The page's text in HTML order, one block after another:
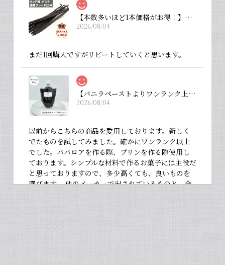
【本数多いほど1本価格がお得！】【タヒチ種・通常グレード 13cm・バニラビーンズ・20本】
2026/08/04
まだ1回購入ですがリピートしていくと思います。
【バニラペーストよりワンランク上の天然の香り】【揮発成分が無いため加熱しても香りが揮発しない優れもの！】完全無添加・バニラピューレ（内容量：中サイズ 200 g）
2026/08/04
以前からこちらの商品を愛用しております。新しく
でたものを試してみました。確かにワンランク以上
でした。ババロアを作る際、プリンを作る際使用し
ております。シンプルな材料で作るお菓子には主役だ
と思っておりますので、多少高くても、良いものを
選びます。 他のメーカーで出されているものと、全